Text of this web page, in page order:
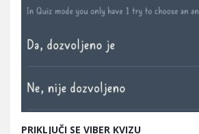
PRIKLJUČI SE VIBER KVIZU